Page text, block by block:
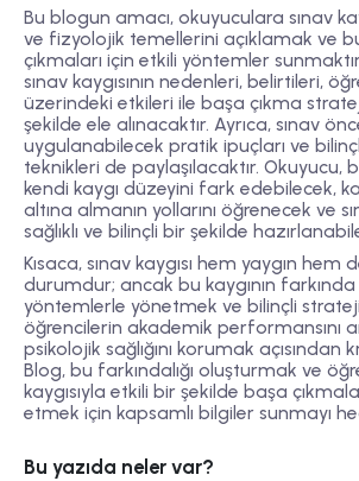
Bu blogun amacı, okuyuculara sınav
ve fizyolojik temellerini açıklamak ve
çıkmaları için etkili yöntemler
sınav kaygısının nedenleri, belirtileri,
üzerindeki etkileri ile başa çıkma
şekilde ele alınacaktır. Ayrıca, sınav
uygulanabilecek pratik ipuçları ve
teknikleri de paylaşılacaktır. Okuyucu,
kendi kaygı düzeyini fark edebilecek,
altına almanın yollarını öğrenecek ve
sağlıklı ve bilinçli bir şekilde
Kısaca, sınav kaygısı hem yaygın
durumdur; ancak bu kaygının
yöntemlerle yönetmek ve bilinçli
öğrencilerin akademik performansını
psikolojik sağlığını korumak açısından
Blog, bu farkındalığı oluşturmak ve
kaygısıyla etkili bir şekilde başa
etmek için kapsamlı bilgiler sunmayı
Bu yazıda neler var?